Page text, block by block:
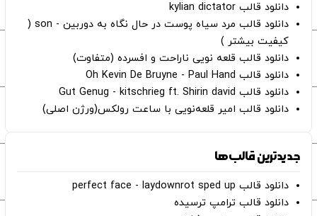
دانلود قالب kylian dictator
دانلود قالب مرد سیاه پوست در حال نگاه به دوربین - son (
کیفیت بیشتر )
دانلود قالب قلعه نویی ناراحت و افسرده (متفاوت)
دانلود قالب Oh Kevin De Bruyne - Paul Hand
دانلود قالب Gut Genug - kitschrieg ft. Shirin david
دانلود قالب امیر قلعه‌نویی با ساعت رولکس(ورژن اصلی)
جدیدترین قالب‌ها
دانلود قالب perfect face - laydownrot sped up
دانلود قالب ترامپ ترسیده